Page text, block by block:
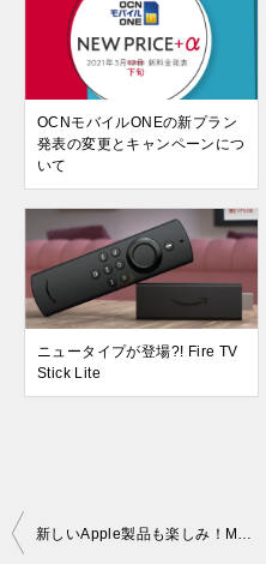
OCNモバイルONEの新プラン
発表の変更とキャンペーンにつ
いて
ニュータイプが登場?! Fire TV
Stick Lite
投
新しいApple製品も楽しみ！Macminiしっかり使える一週間